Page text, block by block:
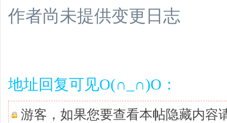
作者尚未提供变更日志
地址回复可见O(∩_∩)O：
游客，如果您要查看本帖隐藏内容